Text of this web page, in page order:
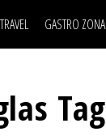
GASTRO ZONA
Tag